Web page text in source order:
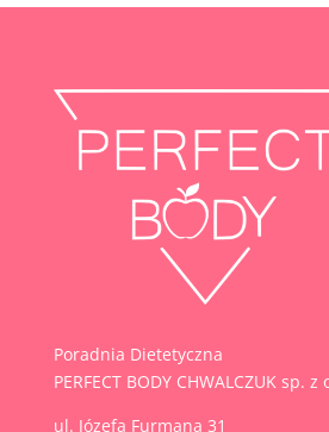
Poradnia Dietetyczna
PERFECT BODY CHWALCZUK sp. z
ul. Józefa Furmana 31